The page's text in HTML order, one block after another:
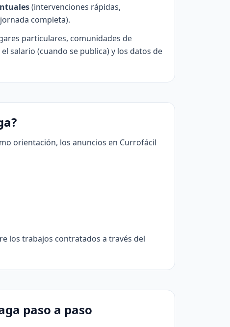
(intervenciones rápidas,
completa).
particulares, comunidades de
salario (cuando se publica) y los datos de
orientación, los anuncios en Currofácil
los trabajos contratados a través del
paso a paso